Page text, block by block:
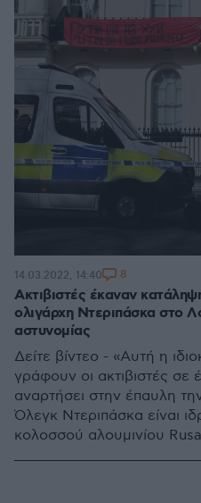
Ακτιβιστές έκαναν
ολιγάρχη Ντεριπάσκα στο
αστυνομίας
Δείτε βίντεο - «Αυτή η
γράφουν οι ακτιβιστές σε
αναρτήσει στην έπαυλη
Όλεγκ Ντεριπάσκα είναι
κολοσσού αλουμινίου
14.03.2022, 14:40 8